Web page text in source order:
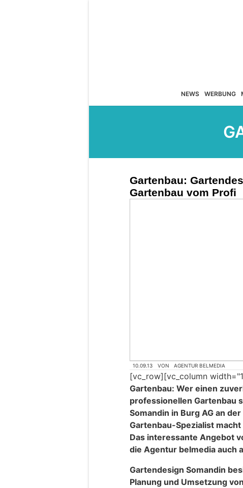
NEWS WERBUNG
Gartenbau:
Gartenbau vom Profi
10.09.13 VON AGENTUR BELMEDIA
[vc_row][vc_column
Gartenbau: Wer einen
professionellen Gartenbau
Somandin in Burg AG an
Gartenbau-Spezialist
Das interessante Angebot
die Agentur belmedia auch
Gartendesign Somandin
Planung und Umsetzung